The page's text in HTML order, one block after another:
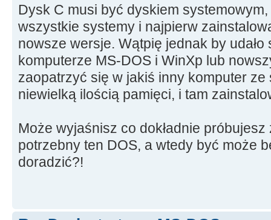
Dysk C musi być dyskiem
wszystkie systemy i najpierw
nowsze wersje. Wątpię jednak by
komputerze MS-DOS i WinXp lub
zaopatrzyć się w jakiś inny komputer ze
niewielką ilością pamięci, i tam
Może wyjaśnisz co dokładnie
potrzebny ten DOS, a wtedy być może
doradzić?!